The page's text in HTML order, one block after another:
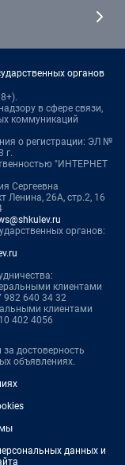
органов
в сфере связи,
коммуникаций
о регистрации: ЭЛ №
г.
"ИНТЕРНЕТ
Сергеевна
Ленина, 26А, стр.2, 16
органов:
клиентами
982 640 34 32
клиентами
402 4056
за достоверность
объявлениях.
данных и